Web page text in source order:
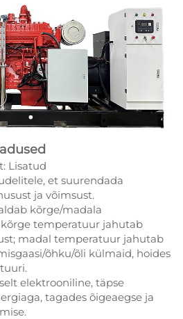
Lisatud
et suurendada
ja võimsust.
kõrge/madala
temperatuur jahutab
madal temperatuur jahutab
õhku/õli külmaid, hoides
elektrooniline, täpse
tagades õigeaegse ja